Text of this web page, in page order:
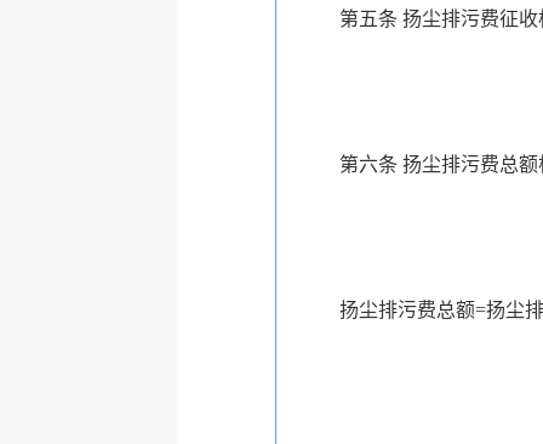
第五条 扬尘排污费征收
第六条 扬尘排污费总额
扬尘排污费总额=扬尘排